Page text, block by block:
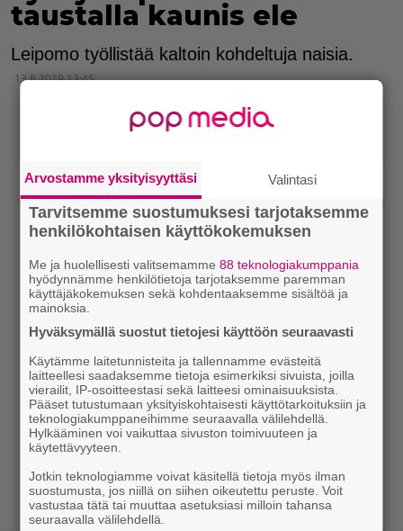
taustalla kaunis ele
Leipomo työllistää kaltoin kohdeltuja naisia.
13.8.2019 13:45
Arvostamme yksityisyyttäsi Valintasi
Tarvitsemme suostumuksesi tarjotaksemme
henkilökohtaisen käyttökokemuksen
Me ja huolellisesti valitsemamme88 teknologiakumppania
hyödynnämme henkilötietoja tarjotaksemme paremman
käyttäjäkokemuksen sekä kohdentaaksemme sisältöä ja
mainoksia.
Hyväksymällä suostut tietojesi käyttöön seuraavasti
Käytämme laitetunnisteita ja tallennamme evästeitä
laitteellesi saadaksemme tietoja esimerkiksi sivuista, joilla
vierailit, IP-osoitteestasi sekä laitteesi ominaisuuksista.
Pääset tutustumaan yksityiskohtaisesti käyttötarkoituksiin ja
teknologiakumppaneihimme seuraavalla välilehdellä.
Hylkääminen voi vaikuttaa sivuston toimivuuteen ja
käytettävyyteen.
Jotkin teknologiamme voivat käsitellä tietoja myös ilman
suostumusta, jos niillä on siihen oikeutettu peruste. Voit
vastustaa tätä tai muuttaa asetuksiasi milloin tahansa
seuraavalla välilehdellä.